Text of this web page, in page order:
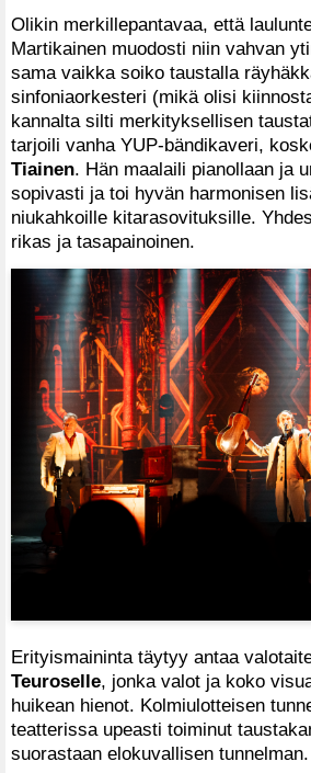
Olikin merkillepantavaa, että
Martikainen muodosti niin vahvan
sama vaikka soiko taustalla
sinfoniaorkesteri (mikä olisi
kannalta silti merkityksellisen
tarjoili vanha YUP-bändikaveri,
Tiainen. Hän maalaili pianollaan ja
sopivasti ja toi hyvän harmonisen
niukahkoille kitarasovituksille.
rikas ja tasapainoinen.
Erityismaininta täytyy antaa
Teuroselle, jonka valot ja koko
huikean hienot. Kolmiulotteisen
teatterissa upeasti toiminut
suorastaan elokuvallisen tunnelman.